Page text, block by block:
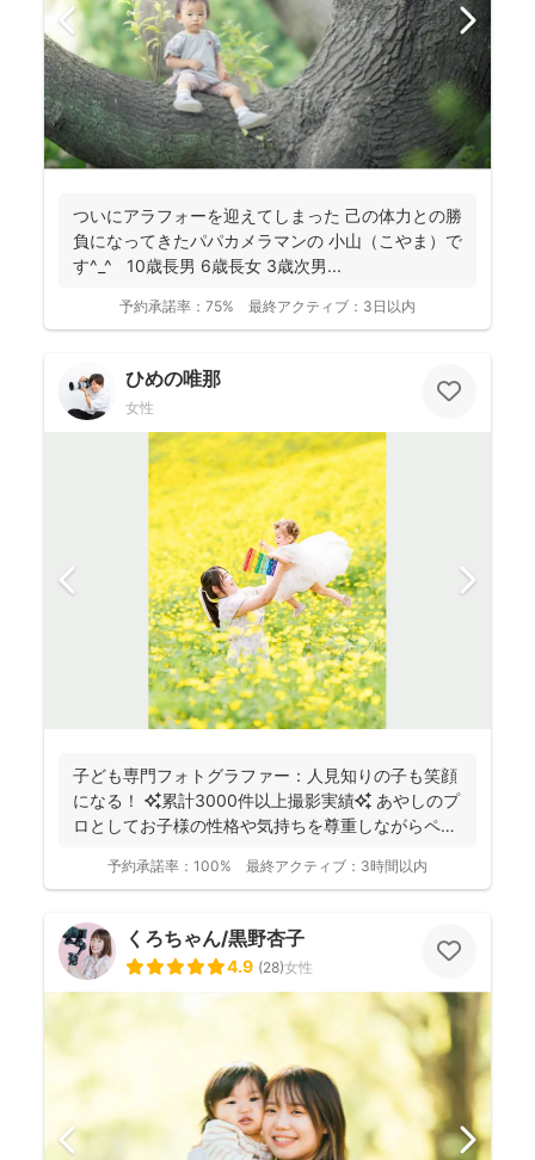
ついにアラフォーを迎えてしまった 己の体力との勝
負になってきたパパカメラマンの 小山（こやま）で
す^_^ 10歳長男 6歳長女 3歳次男...
予約承諾率： 75% 最終アクティブ： 3日以内
ひめの唯那
女性
子ども専門フォトグラファー：人見知りの子も笑顔
になる！ ✨累計3000件以上撮影実績✨ あやしのプ
ロとしてお子様の性格や気持ちを尊重しながらペー
予約承諾率： 100% 最終アクティブ： 3時間以内
くろちゃん/黒野杏子
4.9 (28)女性